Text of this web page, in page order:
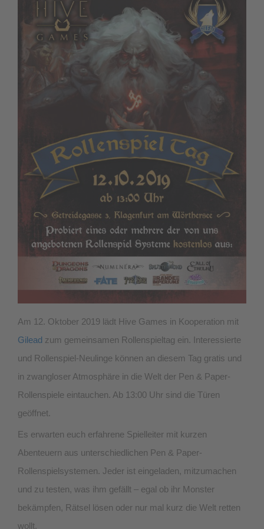
Am 12. Oktober 2019 lädt Hive Games in Kooperation mit
Gilead zum gemeinsamen Rollenspieltag ein. Interessierte
und Rollenspiel-Neulinge können an diesem Tag gratis und
in zwangloser Atmosphäre in die Welt der Pen & Paper-
Rollenspiele eintauchen. Ab 13:00 Uhr sind die Türen
geöffnet.
Es erwarten euch erfahrene Spielleiter mit kurzen
Abenteuern aus unterschiedlichen Pen & Paper-
Rollenspielsystemen. Jeder ist eingeladen, mitzumachen
und zu testen, was ihm gefällt – egal ob ihr Monster
bekämpfen, Rätsel lösen oder nur mal kurz die Welt retten
wollt.